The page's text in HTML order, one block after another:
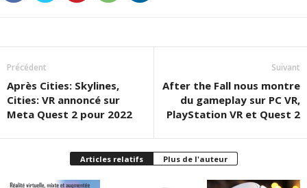
Précédent
Après Cities: Skylines,
Cities: VR annoncé sur
Meta Quest 2 pour 2022
Suivant
After the Fall nous montre
du gameplay sur PC VR,
PlayStation VR et Quest 2
Articles relatifs Plus de l'auteur